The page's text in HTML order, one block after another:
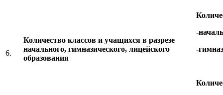
6.
Количество классов и учащихся в разрезе
начального, гимназического, лицейского
образования
-
-